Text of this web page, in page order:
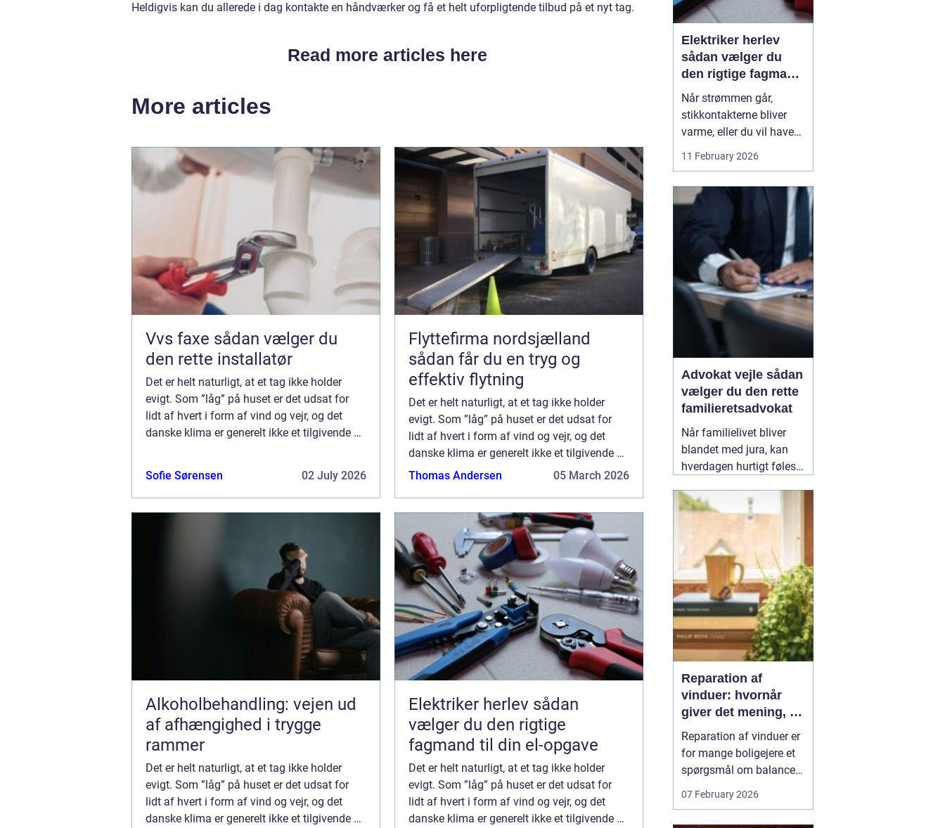
Heldigvis kan du allerede i dag kontakte en håndværker og få et helt uforpligtende tilbud på et nyt tag.
Read more articles here
More articles
Vvs faxe sådan vælger du
den rette installatør
Det er helt naturligt, at et tag ikke holder
evigt. Som ”låg” på huset er det udsat for
lidt af hvert i form af vind og vejr, og det
danske klima er generelt ikke et tilgivende et.
Sofie Sørensen
02 July 2026
Flyttefirma nordsjælland
sådan får du en tryg og
effektiv flytning
Det er helt naturligt, at et tag ikke holder
evigt. Som ”låg” på huset er det udsat for
lidt af hvert i form af vind og vejr, og det
danske klima er generelt ikke et tilgivende et.
Derfor giver det mening, at det på et t...
Thomas Andersen 05 March 2026
Alkoholbehandling: vejen ud
af afhængighed i trygge
rammer
Det er helt naturligt, at et tag ikke holder
evigt. Som ”låg” på huset er det udsat for
lidt af hvert i form af vind og vejr, og det
danske klima er generelt ikke et tilgivende et.
Elektriker herlev sådan
vælger du den rigtige
fagmand til din el-opgave
Det er helt naturligt, at et tag ikke holder
evigt. Som ”låg” på huset er det udsat for
lidt af hvert i form af vind og vejr, og det
danske klima er generelt ikke et tilgivende et.
Elektriker herlev
sådan vælger du
den rigtige fagmand
til din el-opgave
Når strømmen går,
stikkontakterne bliver
varme, eller du vil have
ny belysning i hjemmet,
bliver valget af elektriker
Mange søger
efter en
hvordan vurd...
11 February 2026
Advokat vejle sådan
vælger du den rette
familieretsadvokat
Når familielivet bliver
blandet med jura, kan
hverdagen hurtigt føles
om børn, ægteskab, arv
eller bolig handler
sjældent kun om
paragraffer, men også
om følelser, tryghed og
fremtid. I sådan en
situation kan en09
February 2026
Reparation af
vinduer: hvornår
giver det mening, og
hvad skal du
vælge?
Reparation af vinduer er
for mange boligejere et
spørgsmål om balance.
På den ene side vil du
gerne bevare husets
07 February 2026